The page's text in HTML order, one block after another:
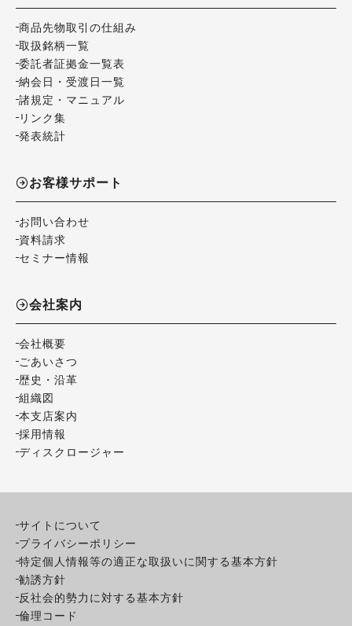
商品先物取引の仕組み
取扱銘柄一覧
委託者証拠金一覧表
納会日・受渡日一覧
諸規定・マニュアル
リンク集
発表統計
お客様サポート
お問い合わせ
資料請求
セミナー情報
会社案内
会社概要
ごあいさつ
歴史・沿革
組織図
本支店案内
採用情報
ディスクロージャー
サイトについて
プライバシーポリシー
特定個人情報等の適正な取扱いに関する基本方針
勧誘方針
反社会的勢力に対する基本方針
倫理コード